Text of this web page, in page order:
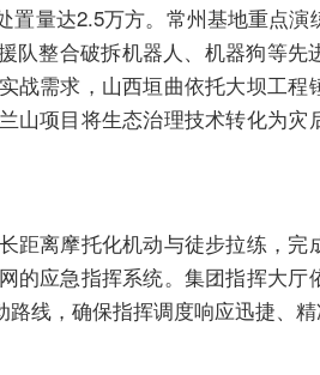
量达2.5万方。常州基地重点演
队整合破拆机器人、机器狗等先
战需求，山西垣曲依托大坝工程
项目将生态治理技术转化为灾
离摩托化机动与徒步拉练，完
的应急指挥系统。集团指挥大厅
线，确保指挥调度响应迅捷、精